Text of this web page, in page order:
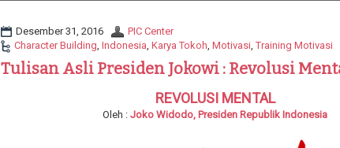
Desember 31, 2016
PIC Center
Character Building, Indonesia, Karya Tokoh, Motivasi,Training Motivasi
Tulisan Asli Presiden Jokowi : Revolusi
REVOLUSI MENTAL
Oleh :Joko Widodo, Presiden Republik Indonesia